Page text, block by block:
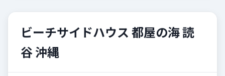
ビーチサイドハウス 都屋の海 読
谷 沖縄